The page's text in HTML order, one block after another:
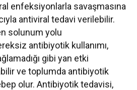
enfeksiyonlarla savaşmasına
antiviral tedavi verilebilir.
solunum yolu
antibiyotik kullanımı,
gibi yan etki
ve toplumda antibiyotik
olur. Antibiyotik tedavisi,